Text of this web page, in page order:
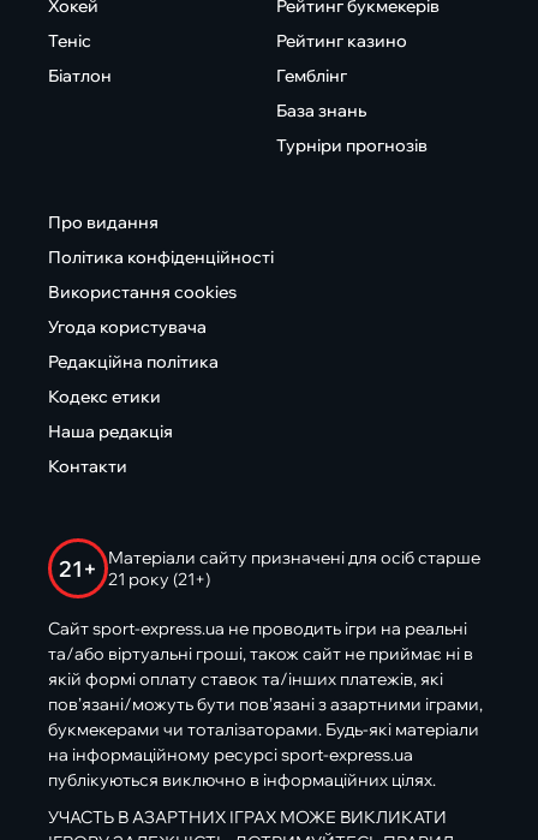
Хокей
Теніс
Біатлон
Рейтинг букмекерів
Рейтинг казино
Гемблінг
База знань
Турніри прогнозів
Про видання
Політика конфіденційності
Використання cookies
Угода користувача
Редакційна політика
Кодекс етики
Наша редакція
Контакти
21+
Матеріали сайту призначені для осіб старше
21 року (21+)
Сайт sport-express.ua не проводить ігри на реальні
та/або віртуальні гроші, також сайт не приймає ні в
якій формі оплату ставок та/інших платежів, які
пов’язані/можуть бути пов’язані з азартними іграми,
букмекерами чи тоталізаторами. Будь-які матеріали
на інформаційному ресурсі sport-express.ua
публікуються виключно в інформаційних цілях.
УЧАСТЬ В АЗАРТНИХ ІГРАХ МОЖЕ ВИКЛИКАТИ